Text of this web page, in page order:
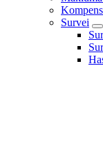
Survei